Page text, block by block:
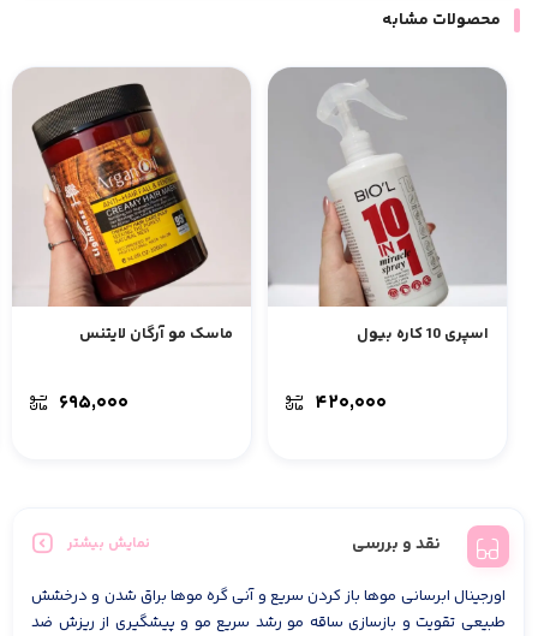
محصولات مشابه
اسپری 10 کاره بیول
۴۲۰,۰۰۰
ماسک مو آرگان لایتنس
۶۹۵,۰۰۰
نقد و بررسی نمایش بیشتر
اورجینال ابرسانی موها باز کردن سریع و آنی گره موها براق شدن و درخشش
طبیعی تقویت و بازسازی ساقه مو رشد سریع مو و پیشگیری از ریزش ضد